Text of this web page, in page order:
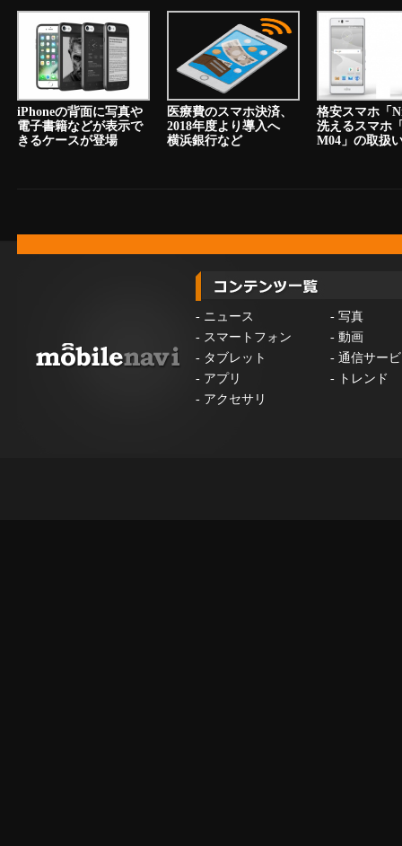
iPhoneの背面に写真や
電子書籍などが表示で
きるケースが登場
医療費のスマホ決済、
2018年度より導入へ
横浜銀行など
格安スマホ
洗えるスマホ
M04」の取扱
- ニュース - 写真
- スマートフォン - 動画
- タブレット - 通信サー
- アプリ -
トレンド
- アクセサリ